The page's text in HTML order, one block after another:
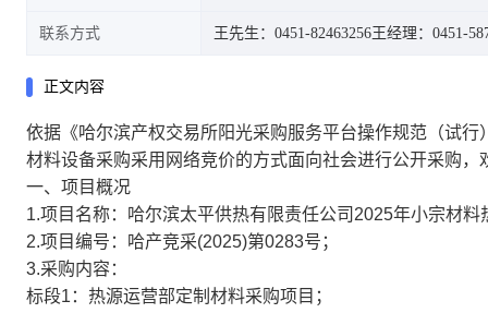
联系方式 王先生：0451-82463256王经理：0451-
正文内容
依据《哈尔滨产权交易所阳光采购服务平台操作规范（试
材料设备采购采用网络竞价的方式面向社会进行公开采购，
一、项目概况
1.项目名称：哈尔滨太平供热有限责任公司2025年小宗材料
2.项目编号：哈产竞采(2025)第0283号；
3.采购内容：
标段1：热源运营部定制材料采购项目；